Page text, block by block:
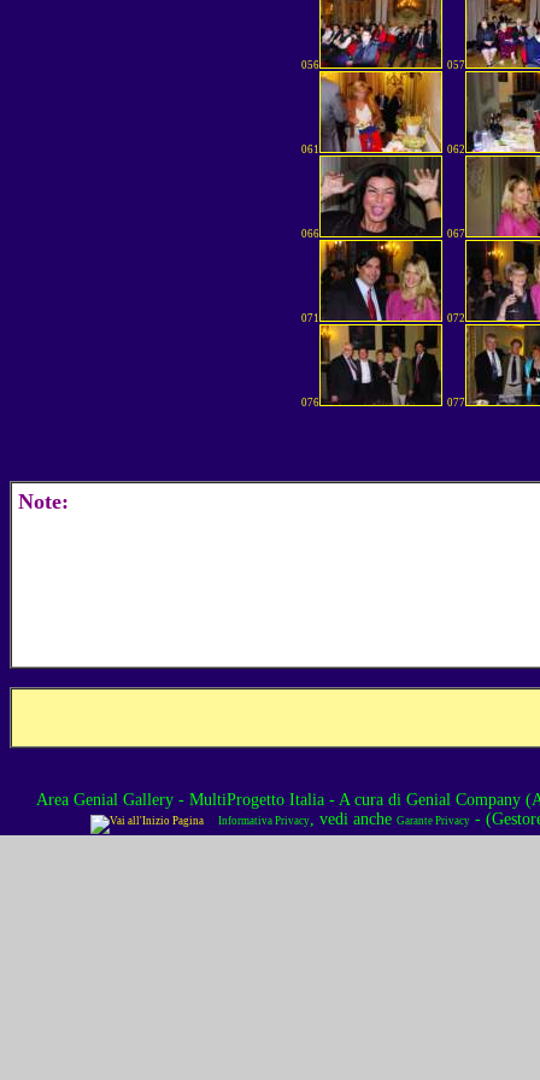
056 057
061 062
066 067
071 072
076 077
Note:
Area Genial Gallery - MultiProgetto Italia- A cura di Genial Company
Informativa Privacy, vedi anche Garante Privacy -